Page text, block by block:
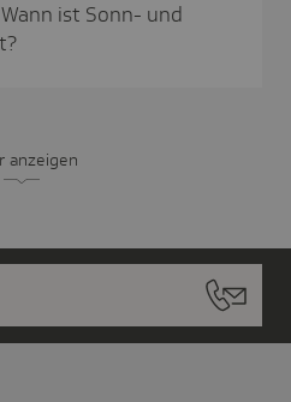
ist Sonn- und
anzeigen